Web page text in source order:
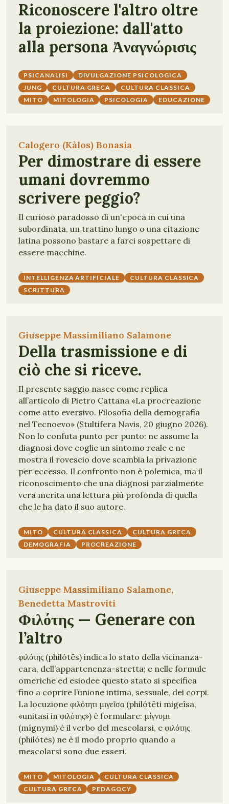
Riconoscere l'altro oltre
la proiezione: dall'atto
alla persona Ἀναγνώρισις
PSICANALISI
DIVULGAZIONE PSICOLOGICA
JUNG
CULTURA GRECA
CULTURA CLASSICA
MITO
MITOLOGIA PSICOLOGIA EDUCAZIONE
Calogero (Kàlos) Bonasia
Per dimostrare di essere
umani dovremmo
scrivere peggio?
Il curioso paradosso di un'epoca in cui una
subordinata, un trattino lungo o una citazione
latina possono bastare a farci sospettare di
essere macchine.
INTELLIGENZA ARTIFICIALE
CULTURA CLASSICA
SCRITTURA
Giuseppe Massimiliano Salamone
Della trasmissione e di
ciò che si riceve.
Il presente saggio nasce come replica
all’articolo di Pietro Cattana «La procreazione
come atto eversivo. Filosofia della demografia
nel Tecnoevo» (Stultifera Navis, 20 giugno 2026).
Non lo confuta punto per punto: ne assume la
diagnosi dove coglie un sintomo reale e ne
mostra il rovescio dove scambia la privazione
per eccesso. Il confronto non è polemica, ma il
riconoscimento che una diagnosi parzialmente
vera merita una lettura più profonda di quella
che le ha dato il suo autore.
MITO CULTURA CLASSICA
CULTURA GRECA
DEMOGRAFIA
PROCREAZIONE
Giuseppe Massimiliano Salamone,
Benedetta Mastroviti
Φιλότης — Generare con
l’altro
φιλότης (philótēs) indica lo stato della vicinanza-
cara, dell’appartenenza-stretta; e nelle formule
omeriche ed esiodee questo stato si specifica
fino a coprire l’unione intima, sessuale, dei corpi.
La locuzione φιλότητι μιγεῖσα (philótēti migeîsa,
«unitasi in φιλότης») è formulare: μίγνυμι
(mígnymi) è il verbo del mescolarsi, e φιλότης
(philótēs) ne è il modo proprio quando a
mescolarsi sono due esseri.
MITO MITOLOGIA
CULTURA CLASSICA
CULTURA GRECA
PEDAGOCY